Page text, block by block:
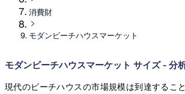
消費財
モダンビーチハウスマーケット
モダンビーチハウスマーケット サイズ - 分
現代のビーチハウスの市場規模は到達するこ